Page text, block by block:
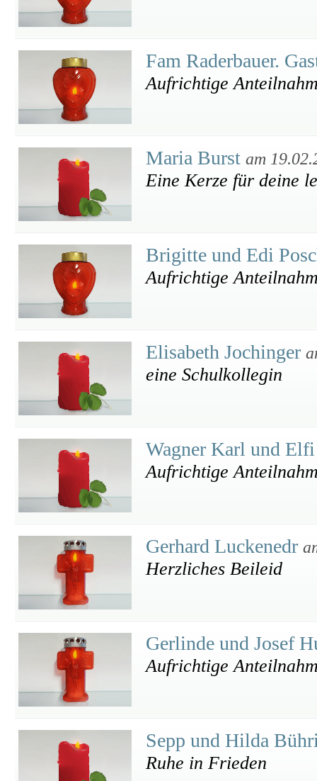
Fam Raderbauer.
Aufrichtige
Maria Burst am
Eine Kerze für deine
Brigitte und Edi
Aufrichtige
Elisabeth Jochinger
eine Schulkollegin
Wagner Karl und
Aufrichtige
Gerhard Luckenedr
Herzliches Beileid
Gerlinde und Josef
Aufrichtige
Sepp und Hilda
Ruhe in Frieden